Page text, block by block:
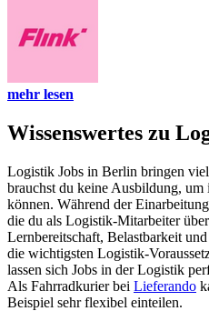
mehr lesen
Wissenswertes zu
Logistik Jobs in Berlin bringen
brauchst du keine Ausbildung, um
können. Während der
die du als Logistik-Mitarbeiter
Lernbereitschaft, Belastbarkeit
die wichtigsten Logistik-
lassen sich Jobs in der Logistik
Als Fahrradkurier bei Lieferando
Beispiel sehr flexibel einteilen.